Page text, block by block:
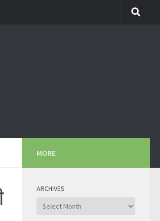
MORE
ARCHIVES
Archives